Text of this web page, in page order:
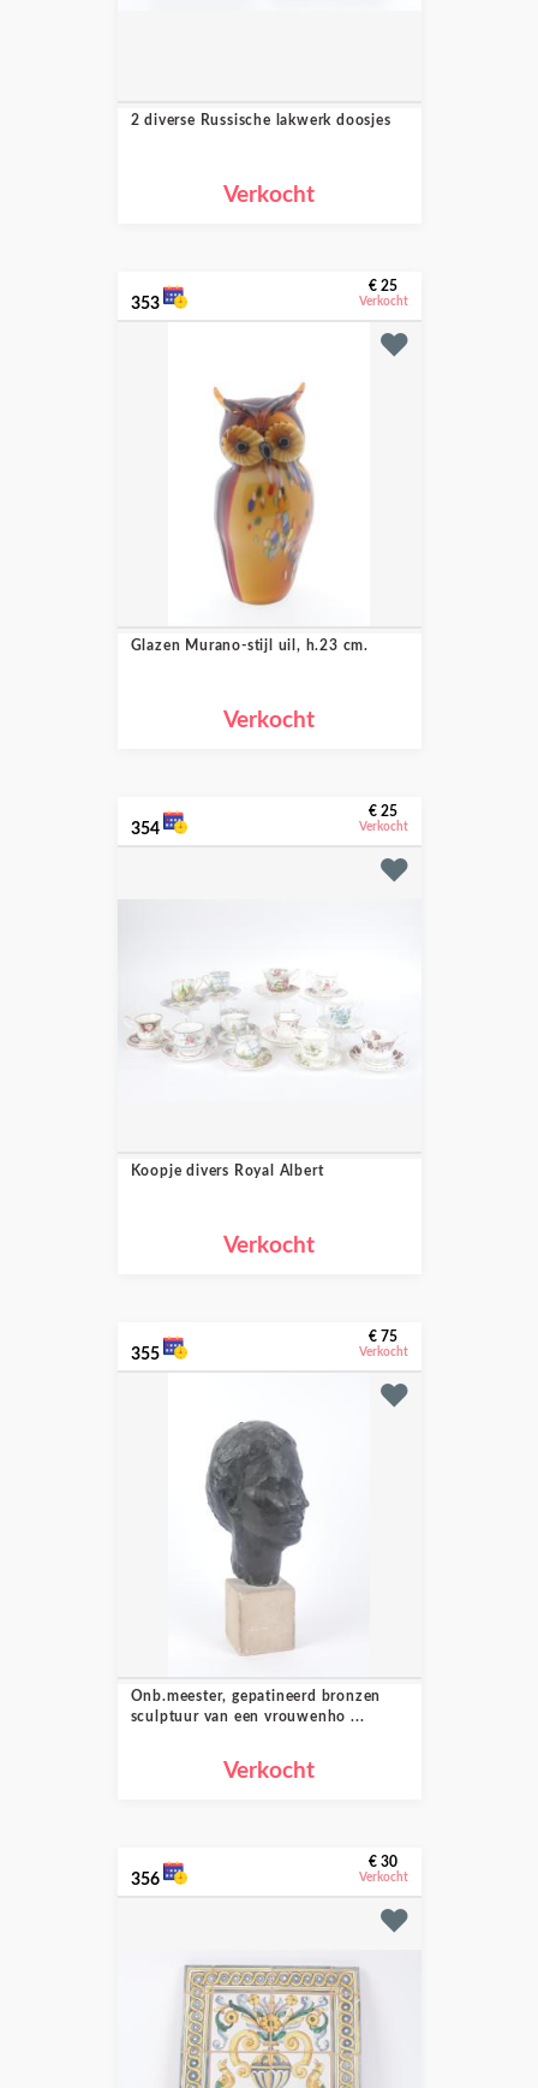
2 diverse Russische lakwerk doosjes
Verkocht
353
€ 25
Verkocht
Glazen Murano-stijl uil, h.23 cm.
Verkocht
354
€ 25
Verkocht
Koopje divers Royal Albert
Verkocht
355
€ 75
Verkocht
Onb.meester, gepatineerd bronzen
sculptuur van een vrouwenho ...
Verkocht
356
€ 30
Verkocht